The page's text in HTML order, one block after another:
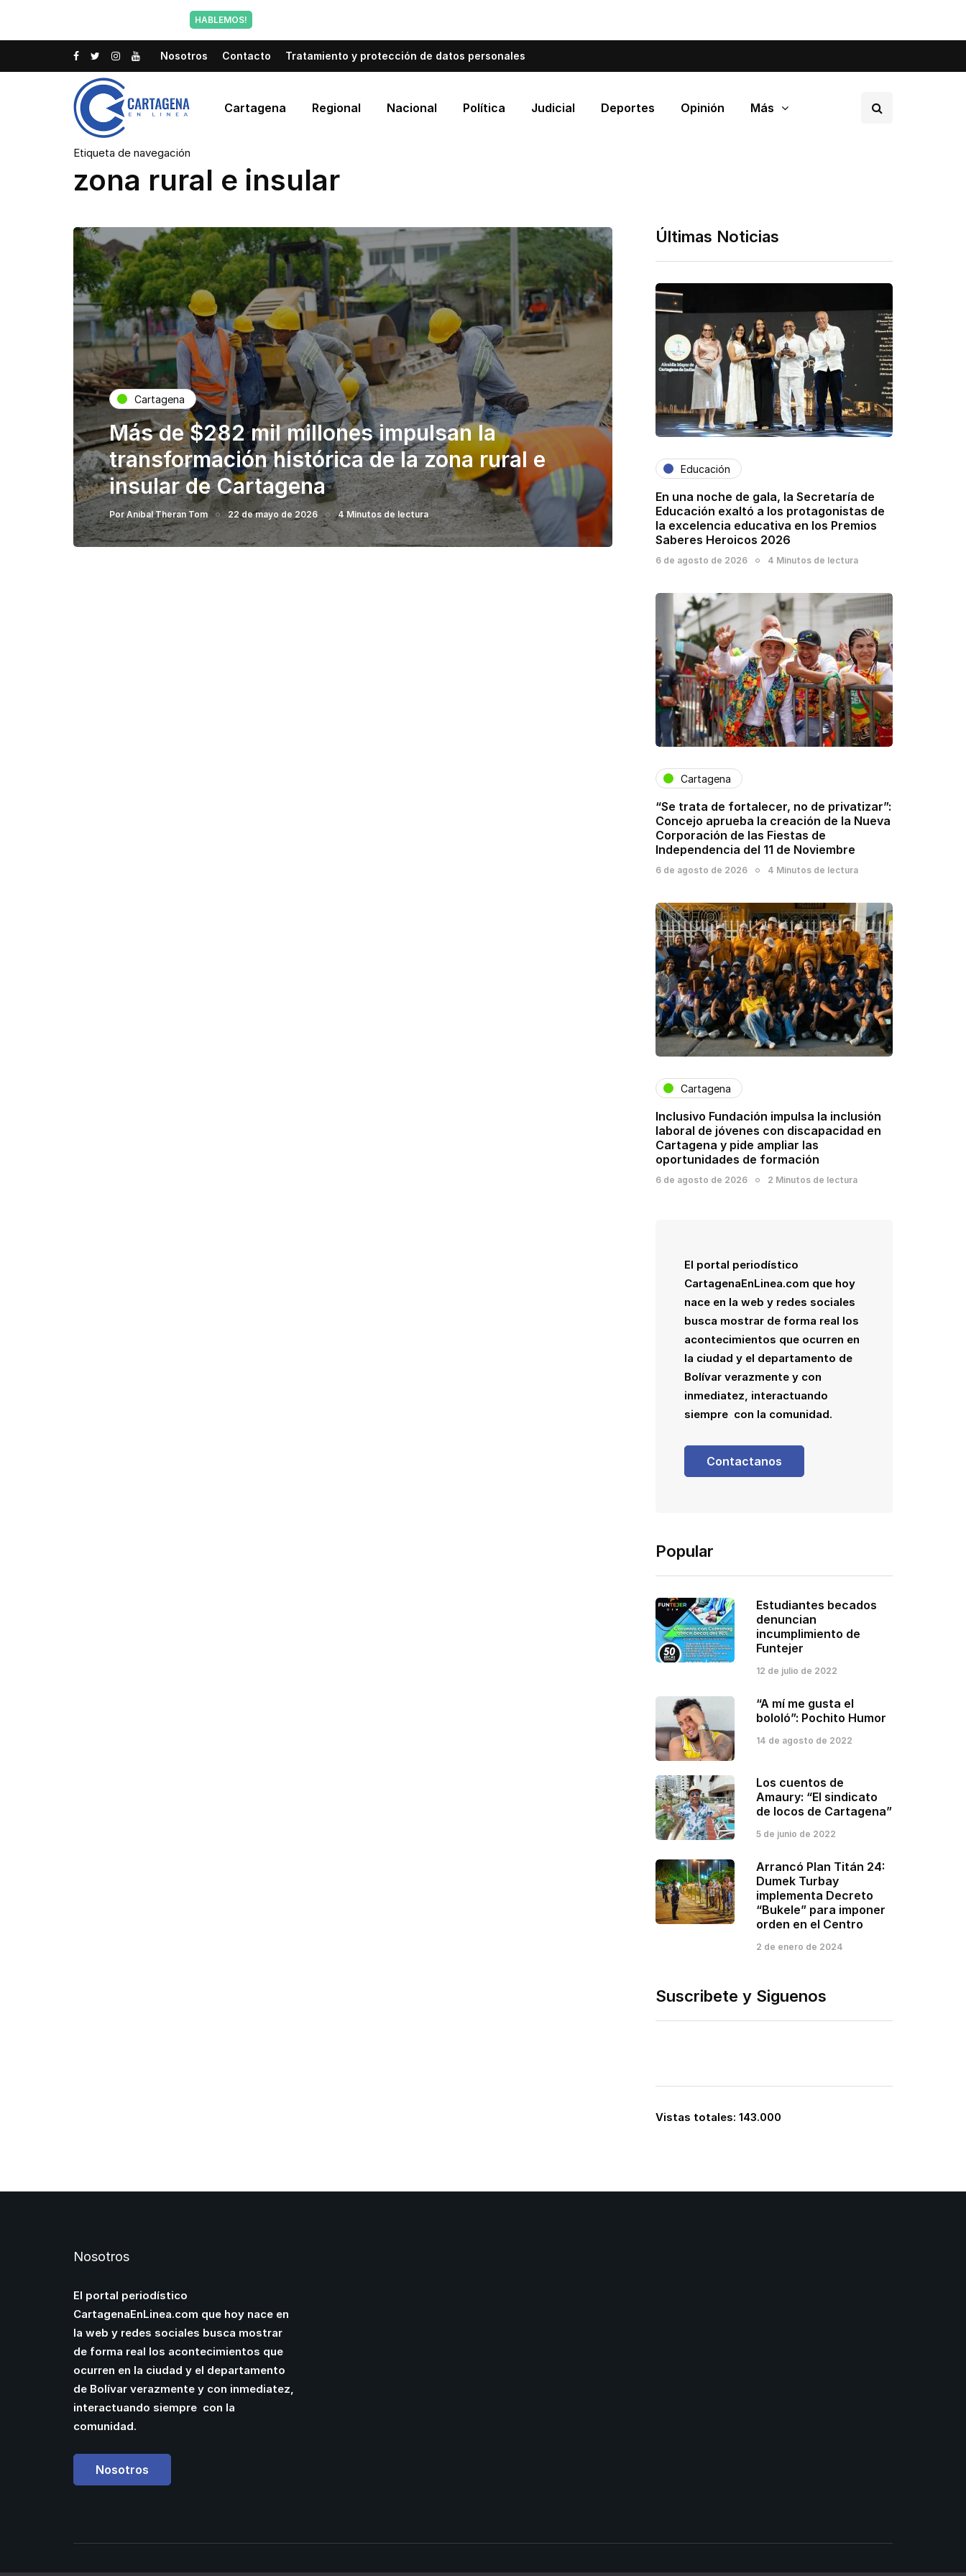
HABLEMOS!
Nosotros Contacto Tratamiento y protección de datos personales
Cartagena Regional Nacional Política Judicial Deportes Opinión Más
Etiqueta de navegación
zona rural e insular
Cartagena
Más de $282 mil millones impulsan la
transformación histórica de la zona rural e
insular de Cartagena
PorAnibal Theran Tom 22 de mayo de 2026 4 Minutos de lectura
Últimas Noticias
Educación
En una noche de gala, la Secretaría de
Educación exaltó a los protagonistas de
la excelencia educativa en los Premios
Saberes Heroicos 2026
6 de agosto de 2026 4 Minutos de lectura
Cartagena
“Se trata de fortalecer, no de privatizar”:
Concejo aprueba la creación de la Nueva
Corporación de las Fiestas de
Independencia del 11 de Noviembre
6 de agosto de 2026 4 Minutos de lectura
Cartagena
Inclusivo Fundación impulsa la inclusión
laboral de jóvenes con discapacidad en
Cartagena y pide ampliar las
oportunidades de formación
6 de agosto de 2026 2 Minutos de lectura
El portal periodístico
CartagenaEnLinea.com que hoy
nace en la web y redes sociales
busca mostrar de forma real los
acontecimientos que ocurren en
la ciudad y el departamento de
Bolívar verazmente y con
inmediatez, interactuando
siempre con la comunidad.
Contactanos
Popular
Estudiantes becados
denuncian
incumplimiento de
Funtejer
12 de julio de 2022
“A mí me gusta el
bololó”: Pochito Humor
14 de agosto de 2022
Los cuentos de
Amaury: “El sindicato
de locos de Cartagena”
5 de junio de 2022
Arrancó Plan Titán 24:
Dumek Turbay
implementa Decreto
“Bukele” para imponer
orden en el Centro
2 de enero de 2024
Suscribete y Siguenos
Vistas totales: 143.000
Nosotros
El portal periodístico
CartagenaEnLinea.com que hoy nace en
la web y redes sociales busca mostrar
de forma real los acontecimientos que
ocurren en la ciudad y el departamento
de Bolívar verazmente y con inmediatez,
interactuando siempre con la
comunidad.
Nosotros